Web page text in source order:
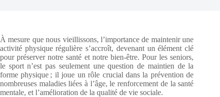
À mesure que nous vieillissons, l’importance de maintenir une
activité physique régulière s’accroît, devenant un élément clé
pour préserver notre santé et notre bien-être. Pour les seniors,
le sport n’est pas seulement une question de maintien de la
forme physique ; il joue un rôle crucial dans la prévention de
nombreuses maladies liées à l’âge, le renforcement de la santé
mentale, et l’amélioration de la qualité de vie sociale.